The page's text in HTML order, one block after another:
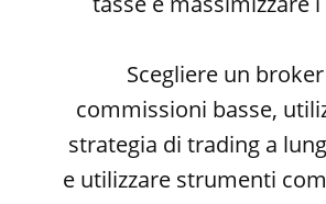
Scegliere un
commissioni basse,
strategia di trading a
e utilizzare strumenti